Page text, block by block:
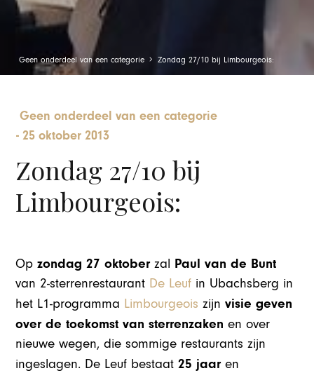
Geen onderdeel van een categorie Zondag 27/10 bij Limbourgeois:
Geen onderdeel van een categorie
-25 oktober 2013
Zondag 27/10 bij
Limbourgeois:
Opzondag 27 oktoberzal Paul van de Bunt
van 2-sterrenrestaurant De Leuf in Ubachsberg in
het L1-programma Limbourgeois zijnvisie geven
over de toekomst van sterrenzaken en over
nieuwe wegen, die sommige restaurants zijn
ingeslagen. De Leuf bestaat25 jaaren